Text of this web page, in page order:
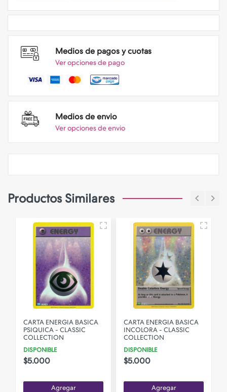
Medios de pagos y cuotas
Ver opciones de pago
Medios de envio
Ver opciones de envio
Productos Similares
CARTA ENERGIA BASICA
PSIQUICA - CLASSIC
COLLECTION
DISPONIBLE
$5.000
Agregar
CARTA ENERGIA BASICA
INCOLORA - CLASSIC
COLLECTION
DISPONIBLE
$5.000
Agregar